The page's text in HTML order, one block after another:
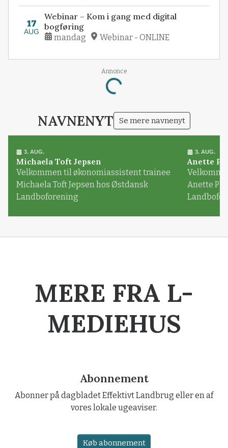
17
AUG
Webinar – Kom i gang med digital
bogføring
mandag Webinar - ONLINE
Annonce
Loading...
NAVNENYT Se mere navnenyt
3. AUG.
Michaela Toft Jepsen
Velkommen til økonomiassistent trainee
Michaela Toft Jepsen hos Østdansk
Landboforening
3. AUG.
Anette
Anette
MERE FRA L-
MEDIEHUS
Abonnement
Abonner på dagbladet Effektivt Landbrug eller en af
vores lokale ugeaviser.
Køb abonnement